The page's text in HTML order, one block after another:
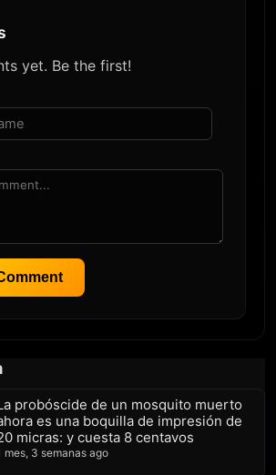
yet. Be the first!
probóscide de un mosquito muerto
es una boquilla de impresión de
micras: y cuesta 8 centavos
mes, 3 semanas ago